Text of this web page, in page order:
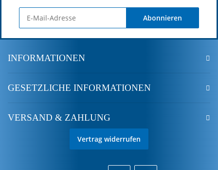
Abonnieren
INFORMATIONEN
GESETZLICHE INFORMATIONEN
VERSAND & ZAHLUNG
Vertrag widerrufen